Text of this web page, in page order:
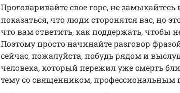
Проговаривайте свое горе, не
показаться, что люди сторонятся вас, но
что вам ответить, как поддержать, чтобы
Поэтому просто начинайте разговор
сейчас, пожалуйста, побудь рядом и
человека, который пережил уже смерть
тему со священником, профессиональным